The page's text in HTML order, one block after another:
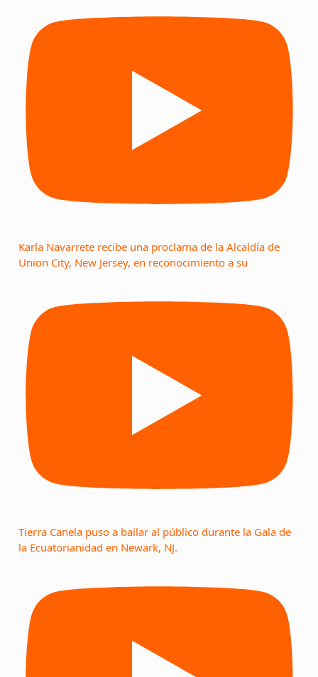
Karla Navarrete recibe una proclama de la Alcaldía de
Union City, New Jersey, en reconocimiento a su
Tierra Canela puso a bailar al público durante la Gala de
la Ecuatorianidad en Newark, NJ.